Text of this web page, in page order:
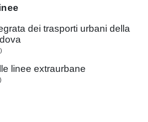
dei trasporti urbani della
linee extraurbane